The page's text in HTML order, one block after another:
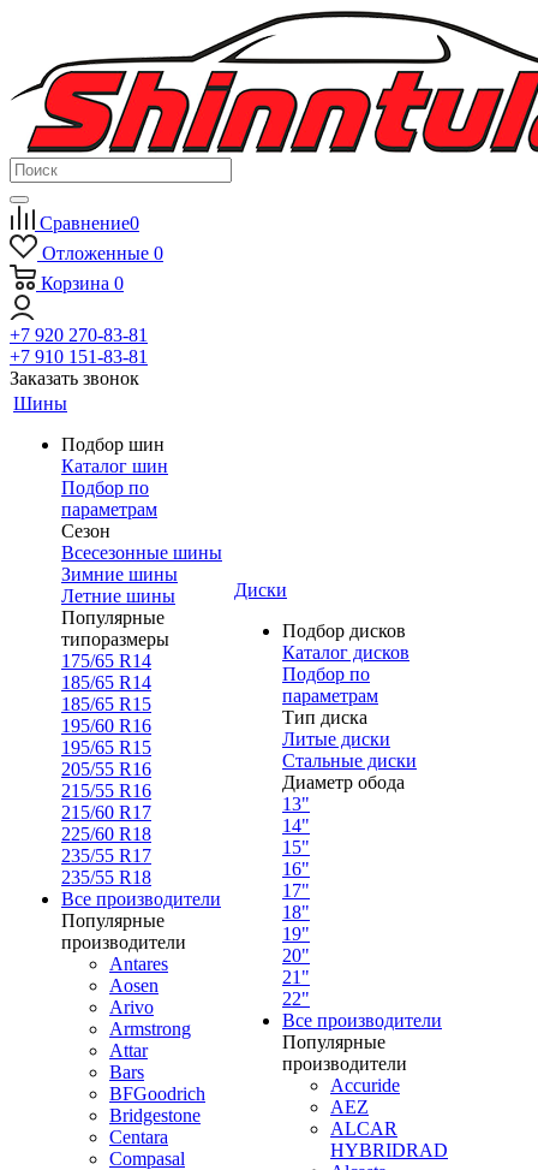
Сравнение0
Отложенные 0
Корзина 0
+7 920 270-83-81
+7 910 151-83-81
Заказать звонок
Шины
Подбор шин
Каталог шин
Подбор по
параметрам
Сезон
Всесезонные шины
Зимние шины
Летние шины
Популярные
типоразмеры
175/65 R14
185/65 R14
185/65 R15
195/60 R16
195/65 R15
205/55 R16
215/55 R16
215/60 R17
225/60 R18
235/55 R17
235/55 R18
Все производители
Популярные
производители
Antares
Aosen
Arivo
Armstrong
Attar
Bars
BFGoodrich
Bridgestone
Centara
Compasal
Диски
Подбор дисков
Каталог дисков
Подбор по
параметрам
Тип диска
Литые диски
Стальные диски
Диаметр обода
13"
14"
15"
16"
17"
18"
19"
20"
21"
22"
Все производители
Популярные
производители
Accuride
AEZ
ALCAR
HYBRIDRAD